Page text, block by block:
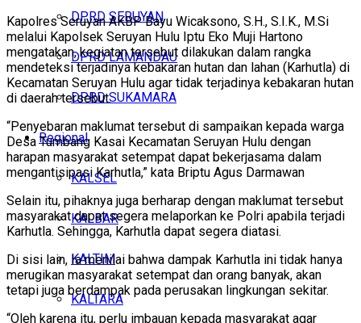
DPRD SERUYAN
DPRD LAMANDAU
DPRD SUKAMARA
Regional
KALSEL
KALBAR
KALTIM
KALTARA
Kapolres Seruyan AKBP Bayu Wicaksono, S.H., S.I.K., M.Si
melalui Kapolsek Seruyan Hulu Iptu Eko Muji Hartono
mengatakan, kegiatan tersebut dilakukan dalam rangka
mendeteksi terjadinya kebakaran hutan dan lahan (Karhutla) di
Kecamatan Seruyan Hulu agar tidak terjadinya kebakaran hutan
di daerah tersebut.
“Penyebaran maklumat tersebut di sampaikan kepada warga
Desa Tumbang Kasai Kecamatan Seruyan Hulu dengan
harapan masyarakat setempat dapat bekerjasama dalam
mengantisipasi Karhutla,” kata Briptu Agus Darmawan
Selain itu, pihaknya juga berharap dengan maklumat tersebut
masyarakat dapat segera melaporkan ke Polri apabila terjadi
Karhutla. Sehingga, Karhutla dapat segera diatasi.
Di sisi lain, Ia menilai bahwa dampak Karhutla ini tidak hanya
merugikan masyarakat setempat dan orang banyak, akan
tetapi juga berdampak pada perusakan lingkungan sekitar.
“Oleh karena itu, perlu imbauan kepada masyarakat agar